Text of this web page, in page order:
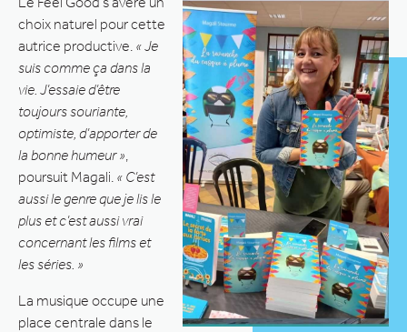
choix naturel pour cette
autrice productive. « Je
suis comme ça dans la
vie. J’essaie d’être
toujours souriante,
optimiste, d’apporter de
la bonne humeur »
poursuit Magali. « C’est
aussi le genre que je lis le
plus et c’est aussi vrai
concernant les films et
les séries. »
La musique occupe une
place centrale dans le